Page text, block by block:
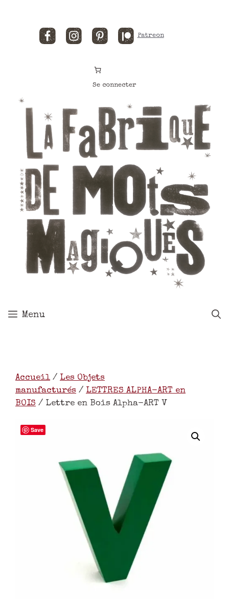
FacebookInstagramPinterestPatreon
Se connecter
Menu
Accueil/ Les Objets
manufacturés / LETTRES ALPHA-ART en
BOIS / Lettre en Bois Alpha-ART V
Save